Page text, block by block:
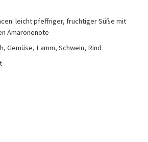
leicht pfeffriger, fruchtiger Süße mit
Amaronenote
Gemüse, Lamm, Schwein, Rind